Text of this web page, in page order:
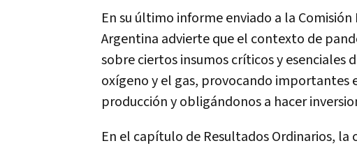
En su último informe enviado a la
Argentina advierte que el contexto de
sobre ciertos insumos críticos y
oxígeno y el gas, provocando
producción y obligándonos a hacer
En el capítulo de Resultados Ordinarios,